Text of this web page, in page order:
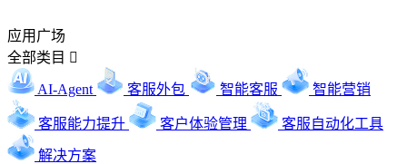
应用广场
全部类目 
AI-Agent 客服外包 智能客服 智能营销
客服能力提升 客户体验管理 客服自动化工具
解决方案